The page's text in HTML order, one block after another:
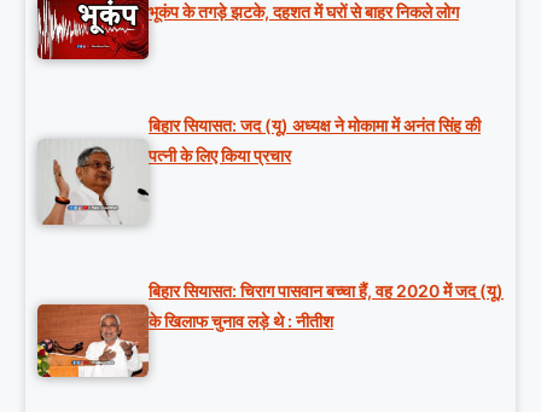
भूकंप के तगड़े झटके, दहशत में घरों से बाहर निकले लोग
बिहार सियासत: जद (यू) अध्यक्ष ने मोकामा में अनंत सिंह की
पत्नी के लिए किया प्रचार
बिहार सियासत: चिराग पासवान बच्चा हैं, वह 2020 में जद (यू)
के खिलाफ चुनाव लड़े थे : नीतीश